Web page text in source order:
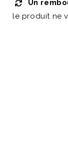
Un
le produit ne